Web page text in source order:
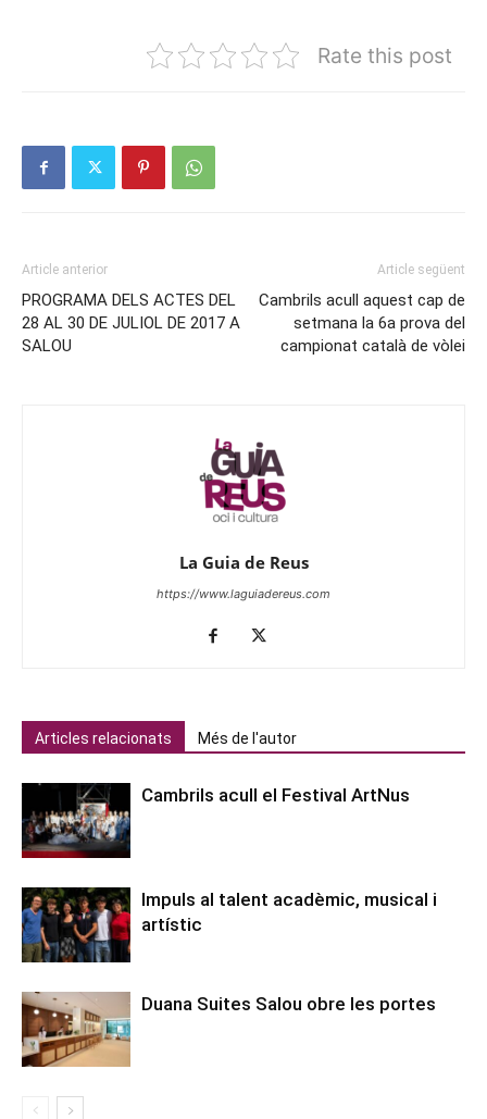
Rate this post
Article anterior
PROGRAMA DELS ACTES DEL
28 AL 30 DE JULIOL DE 2017 A
SALOU
Article següent
Cambrils acull aquest cap de
setmana la 6a prova del
campionat català de vòlei
La Guia de Reus
https://www.laguiadereus.com
Articles relacionats Més de l'autor
Cambrils acull el Festival ArtNus
Impuls al talent acadèmic, musical i
artístic
Duana Suites Salou obre les portes